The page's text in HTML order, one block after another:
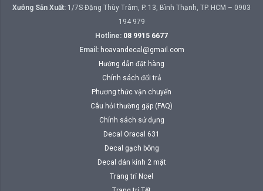
Xưởng Sản Xuất: 1/7S Đặng Thùy Trâm, P. 13, Bình Thạnh, TP. HCM – 0903
194 979
Hotline: 08 9915 6677
Email: hoavandecal@gmail.com
Hướng dẫn đặt hàng
Chính sách đổi trả
Phương thức vận chuyển
Câu hỏi thường gặp (FAQ)
Chính sách sử dụng
Decal Oracal 631
Decal gạch bông
Decal dán kính 2 mặt
Trang trí Noel